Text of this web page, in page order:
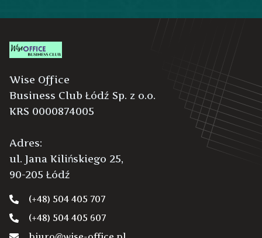
Wise Office
Business Club Łódź Sp. z o.o.
KRS 0000874005
Adres:
ul. Jana Kilińskiego 25,
90-205 Łódź
(+48) 504 405 707
(+48) 504 405 607